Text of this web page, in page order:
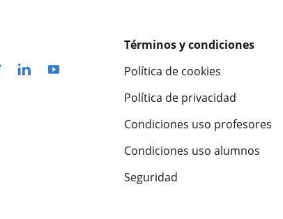
Términos y condiciones
Política de cookies
Política de privacidad
Condiciones uso profesores
Condiciones uso alumnos
Seguridad